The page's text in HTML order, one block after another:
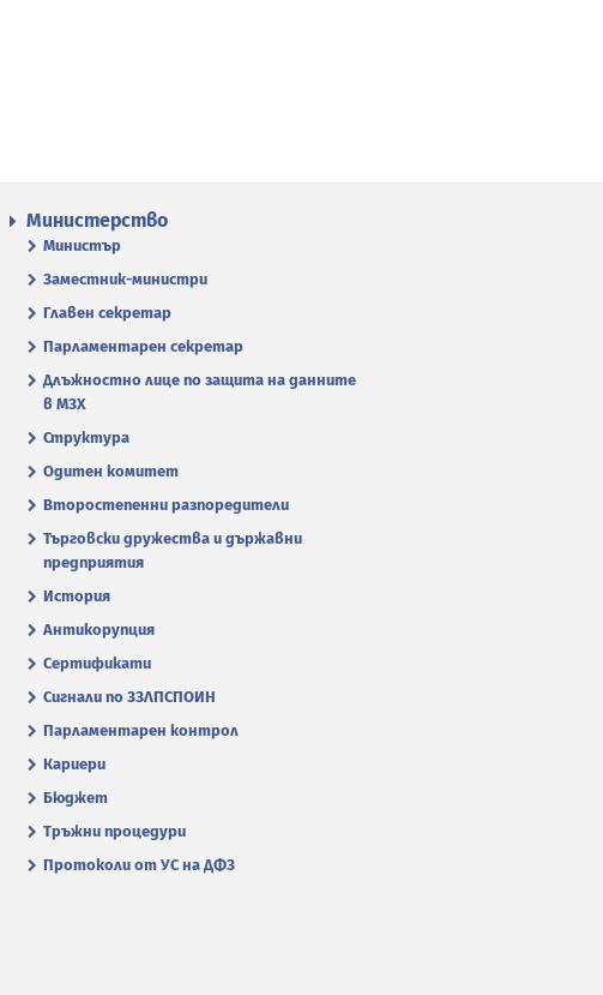
Министерство
Министър
Заместник-министри
Главен секретар
Парламентарен секретар
Длъжностно лице по защита на данните
в МЗХ
Структура
Одитен комитет
Второстепенни разпоредители
Търговски дружества и държавни
предприятия
История
Антикорупция
Сертификати
Сигнали по ЗЗЛПСПОИН
Парламентарен контрол
Кариери
Бюджет
Тръжни процедури
Протоколи от УС на ДФЗ